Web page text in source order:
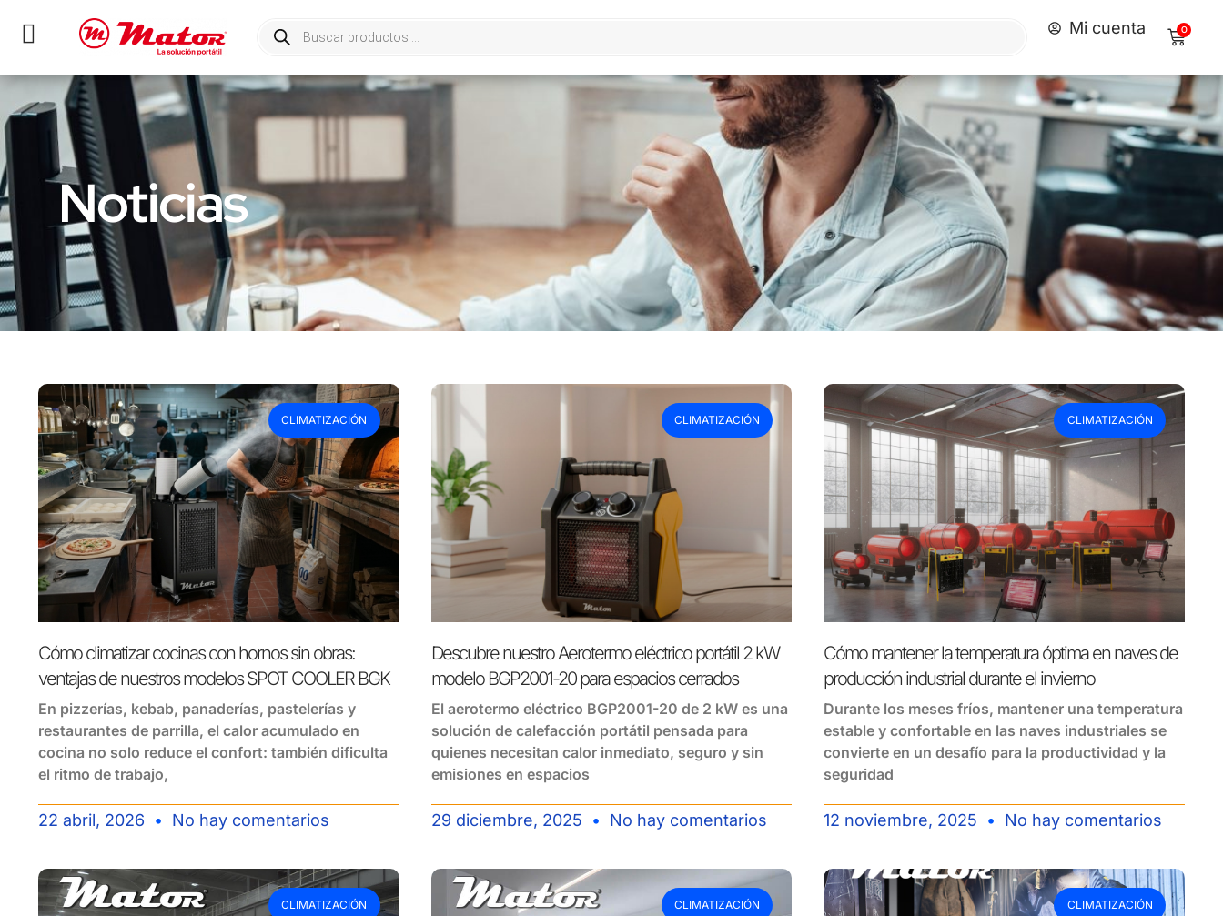
Mi cuenta 0
Noticias
CLIMATIZACIÓN
Cómo climatizar cocinas con hornos sin obras:
ventajas de nuestros modelos SPOT COOLER BGK
En pizzerías, kebab, panaderías, pastelerías y
restaurantes de parrilla, el calor acumulado en
cocina no solo reduce el confort: también dificulta
el ritmo de trabajo,
22 abril, 2026 No hay comentarios
CLIMATIZACIÓN
Descubre nuestro Aerotermo eléctrico portátil 2 kW
modelo BGP2001-20 para espacios cerrados
El aerotermo eléctrico BGP2001-20 de 2 kW es una
solución de calefacción portátil pensada para
quienes necesitan calor inmediato, seguro y sin
emisiones en espacios
29 diciembre, 2025 No hay comentarios
CLIMATIZACIÓN
Cómo mantener la temperatura óptima en naves de
producción industrial durante el invierno
Durante los meses fríos, mantener una temperatura
estable y confortable en las naves industriales se
convierte en un desafío para la productividad y la
seguridad
12 noviembre, 2025 No hay comentarios
CLIMATIZACIÓN CLIMATIZACIÓN CLIMATIZACIÓN